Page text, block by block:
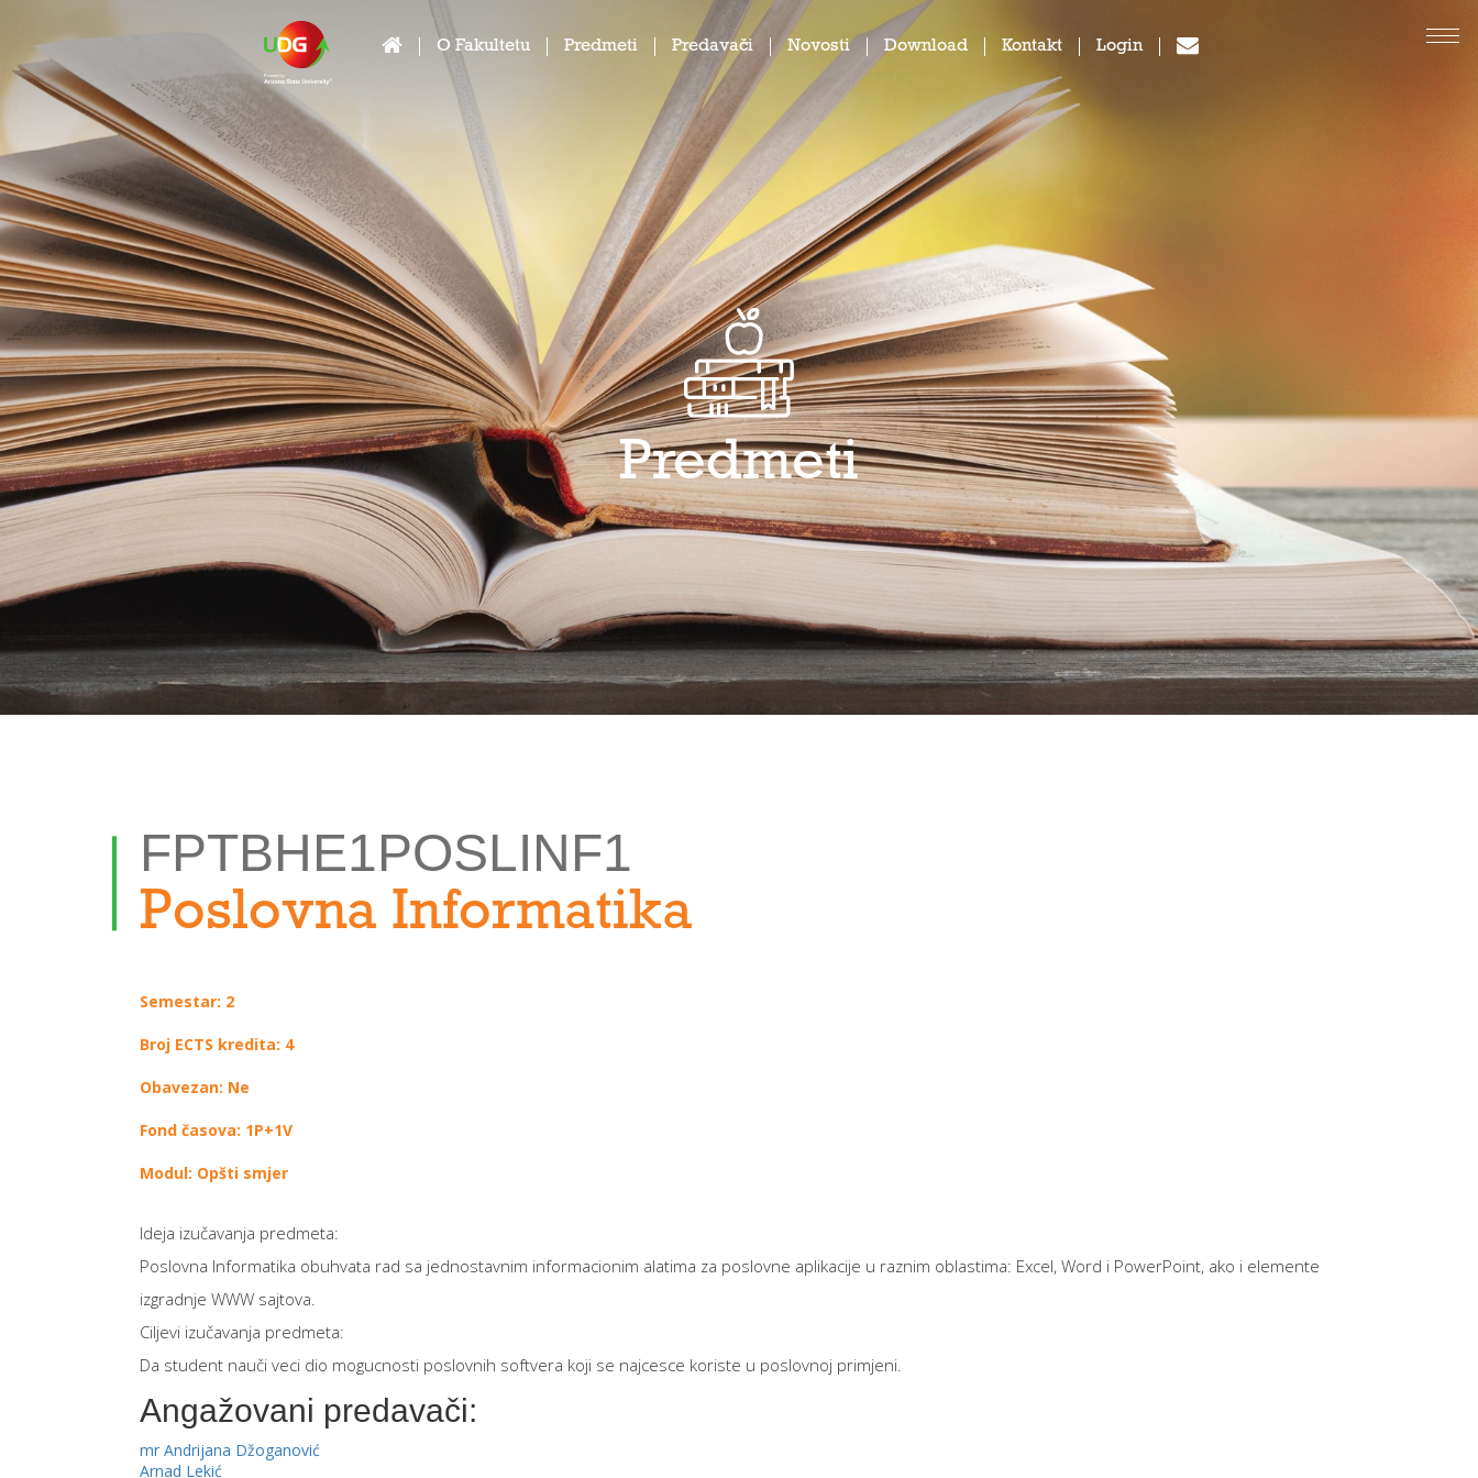
O Fakultetu Predmeti Predavači Novosti Download Kontakt Login
Predmeti
FPTBHE1POSLINF1
Poslovna Informatika
Semestar: 2
Broj ECTS kredita: 4
Obavezan: Ne
Fond časova: 1P+1V
Modul: Opšti smjer
Ideja izučavanja predmeta:
Poslovna Informatika obuhvata rad sa jednostavnim informacionim alatima za poslovne aplikacije u raznim oblastima: Excel, Word i PowerPoint, ako i elemente
izgradnje WWW sajtova.
Ciljevi izučavanja predmeta:
Da student nauči veci dio mogucnosti poslovnih softvera koji se najcesce koriste u poslovnoj primjeni.
Angažovani predavači:
mr Andrijana Džoganović
Arnad Lekić